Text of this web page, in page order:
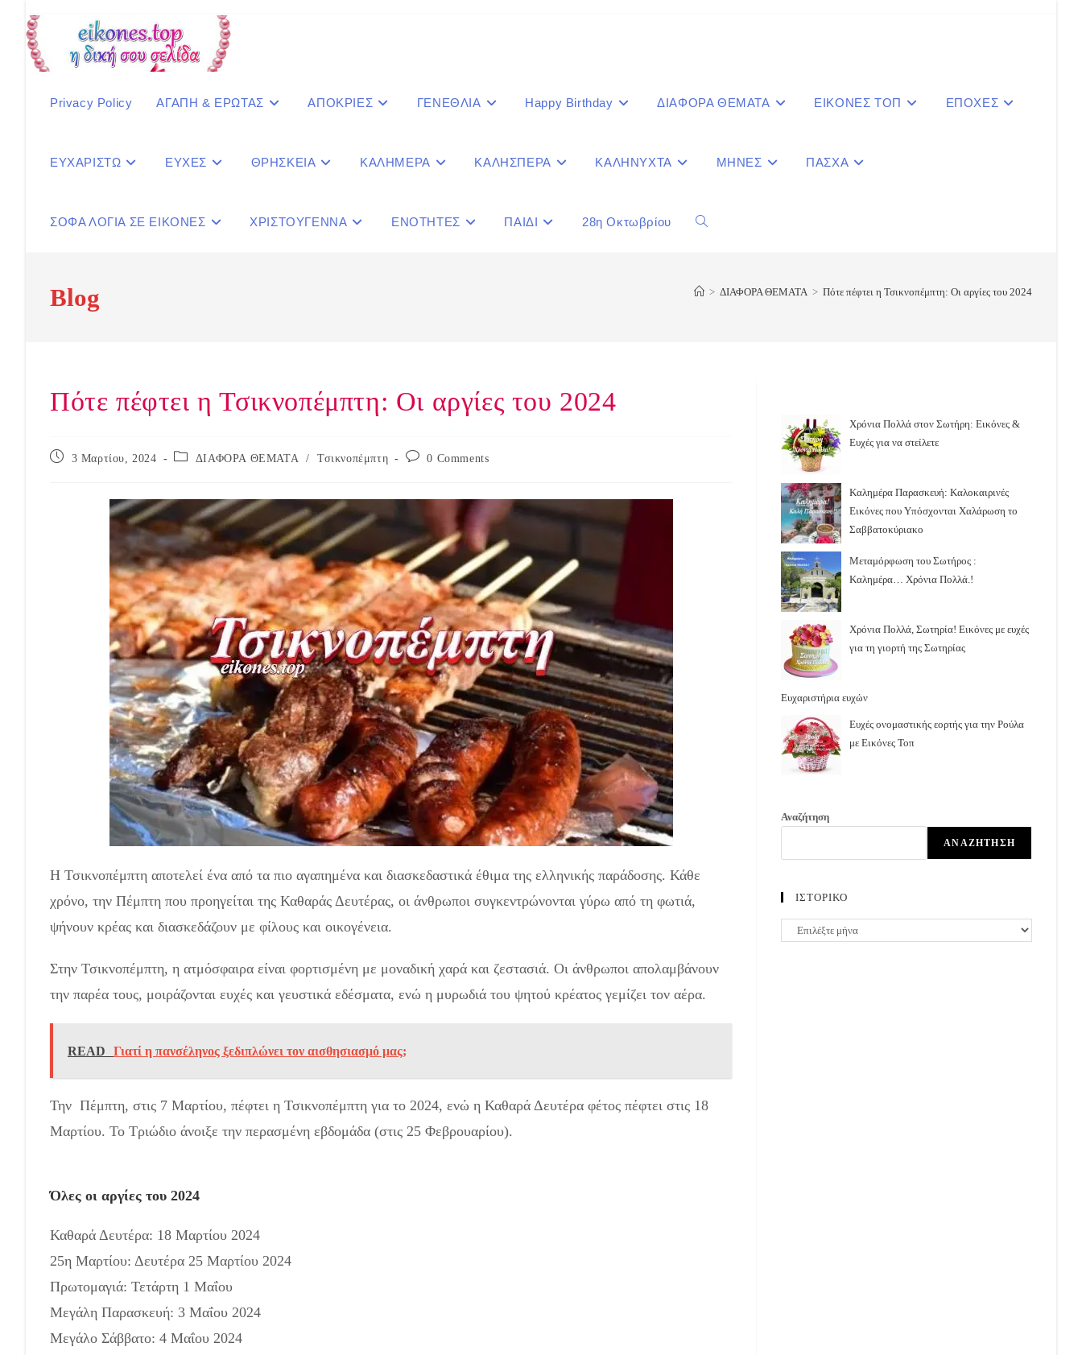
content
Privacy Policy ΑΓΑΠΗ & ΕΡΩΤΑΣ ΑΠΟΚΡΙΕΣ ΓΕΝΕΘΛΙΑ Happy Birthday ΔΙΑΦΟΡΑ ΘΕΜΑΤΑ ΕΙΚΟΝΕΣ ΤΟΠ ΕΠΟΧΕΣ
ΕΥΧΑΡΙΣΤΩ ΕΥΧΕΣ ΘΡΗΣΚΕΙΑ ΚΑΛΗΜΕΡΑ ΚΑΛΗΣΠΕΡΑ ΚΑΛΗΝΥΧΤΑ ΜΗΝΕΣ ΠΑΣΧΑ
ΣΟΦΑ ΛΟΓΙΑ ΣΕ ΕΙΚΟΝΕΣ ΧΡΙΣΤΟΥΓΕΝΝΑ ΕΝΟΤΗΤΕΣ ΠΑΙΔΙ 28η Οκτωβρίου Toggle
Blog > ΔΙΑΦΟΡΑ ΘΕΜΑΤΑ > Πότε πέφτει η Τσικνοπέμπτη: Οι αργίες του 2024
Πότε πέφτει η Τσικνοπέμπτη: Οι αργίες του 2024
Post
3 Μαρτίου, 2024
Post ΔΙΑΦΟΡΑ ΘΕΜΑΤΑ / Τσικνοπέμπτη
Post 0 Comments
Η Τσικνοπέμπτη αποτελεί ένα από τα πιο αγαπημένα και διασκεδαστικά έθιμα της ελληνικής παράδοσης. Κάθε
χρόνο, την Πέμπτη που προηγείται της Καθαράς Δευτέρας, οι άνθρωποι συγκεντρώνονται γύρω από τη φωτιά,
ψήνουν κρέας και διασκεδάζουν με φίλους και οικογένεια.
Στην Τσικνοπέμπτη, η ατμόσφαιρα είναι φορτισμένη με μοναδική χαρά και ζεστασιά. Οι άνθρωποι απολαμβάνουν
την παρέα τους, μοιράζονται ευχές και γευστικά εδέσματα, ενώ η μυρωδιά του ψητού κρέατος γεμίζει τον αέρα.
READ Γιατί η πανσέληνος ξεδιπλώνει τον αισθησιασμό μας;
Την Πέμπτη, στις 7 Μαρτίου, πέφτει η Τσικνοπέμπτη για το 2024, ενώ η Καθαρά Δευτέρα φέτος πέφτει στις 18
Μαρτίου. Το Τριώδιο άνοιξε την περασμένη εβδομάδα (στις 25 Φεβρουαρίου).
Όλες οι αργίες του 2024
Καθαρά Δευτέρα: 18 Μαρτίου 2024
25η Μαρτίου: Δευτέρα 25 Μαρτίου 2024
Πρωτομαγιά: Τετάρτη 1 Μαΐου
Μεγάλη Παρασκευή: 3 Μαΐου 2024
Μεγάλο Σάββατο: 4 Μαΐου 2024
Χρόνια Πολλά στον Σωτήρη: Εικόνες &
Ευχές για να στείλετε
Καλημέρα Παρασκευή: Καλοκαιρινές
Εικόνες που Υπόσχονται Χαλάρωση το
Σαββατοκύριακο
Μεταμόρφωση του Σωτήρος :
Καλημέρα… Χρόνια Πολλά.!
Χρόνια Πολλά, Σωτηρία! Εικόνες με ευχές
για τη γιορτή της Σωτηρίας
Ευχαριστήρια ευχών
Ευχές ονομαστικής εορτής για την Ρούλα
με Εικόνες Τοπ
Αναζήτηση
ΑΝΑΖΉΤΗΣΗ
ΙΣΤΟΡΙΚΟ
ΙΣΤΟΡΙΚΟ